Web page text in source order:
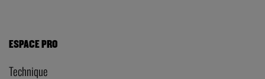
ESPACE PRO
Technique